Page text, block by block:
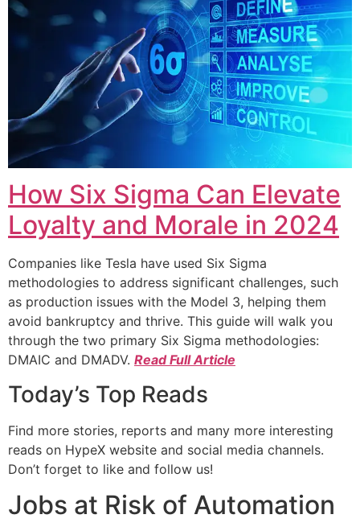
How Six Sigma Can Elevate
Loyalty and Morale in 2024
Companies like Tesla have used Six Sigma
methodologies to address significant challenges, such
as production issues with the Model 3, helping them
avoid bankruptcy and thrive. This guide will walk you
through the two primary Six Sigma methodologies:
DMAIC and DMADV. Read Full Article
Today’s Top Reads
Find more stories, reports and many more interesting
reads on HypeX website and social media channels.
Don’t forget to like and follow us!
Jobs at Risk of Automation